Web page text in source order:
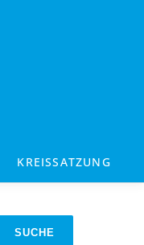
KREISSATZUNG